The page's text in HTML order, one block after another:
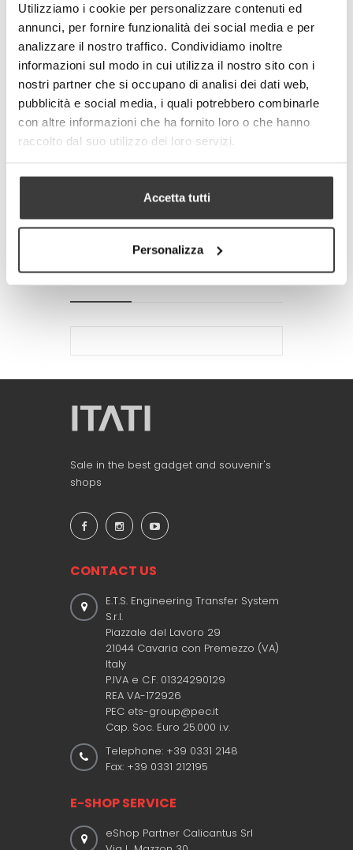
Utilizziamo i cookie per personalizzare contenuti ed
annunci, per fornire funzionalità dei social media e per
analizzare il nostro traffico. Condividiamo inoltre
informazioni sul modo in cui utilizza il nostro sito con i
nostri partner che si occupano di analisi dei dati web,
pubblicità e social media, i quali potrebbero combinarle
con altre informazioni che ha fornito loro o che hanno
raccolto dal suo utilizzo dei loro servizi.
Accetta tutti
Personalizza
Meets all european standards.
Completely produced in Italy
© Model and design registered.
Total and partial reproduction is
Share
Google+
Pinterest
MORE INFO DATA SHEET
Sale in the best gadget and souvenir's
shops
CONTACT US
E.T.S. Engineering Transfer System
S.r.l.
Piazzale del Lavoro 29
21044 Cavaria con Premezzo (VA)
Italy
P.IVA e C.F. 01324290129
REA VA-172926
PEC ets-group@pec.it
Cap. Soc. Euro 25.000 i.v.
Telephone: +39 0331 2148
Fax: +39 0331 212195
E-SHOP SERVICE
eShop Partner Calicantus Srl